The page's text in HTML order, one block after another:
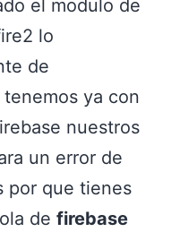
el modulo de
lo
de
ya con
nuestros
un error de
por que tienes
de firebase